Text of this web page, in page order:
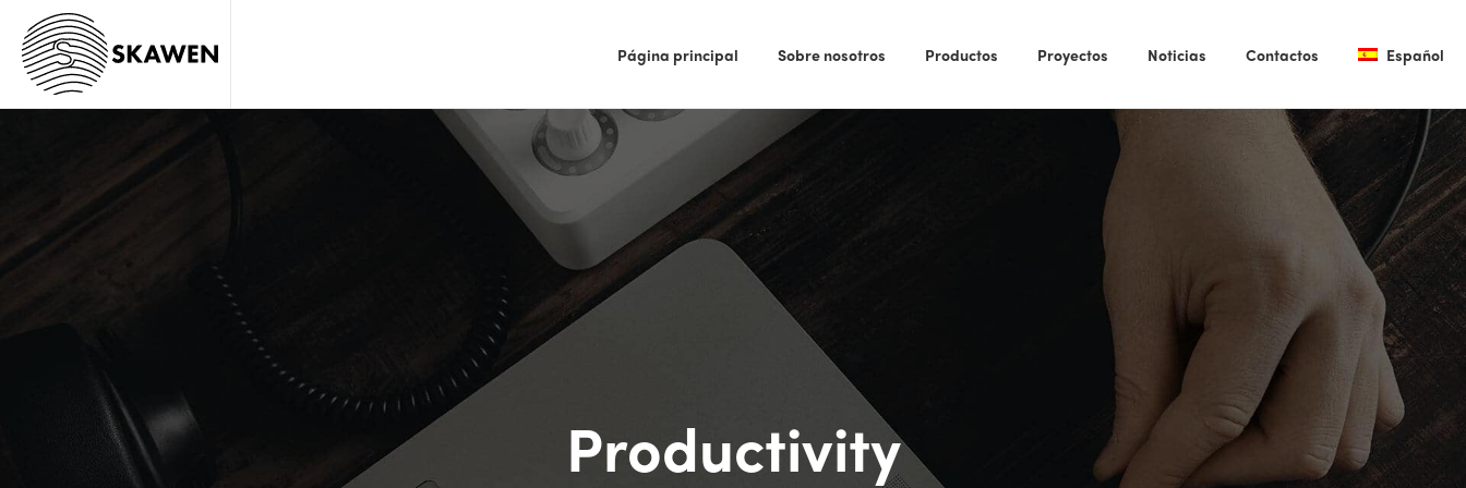
Página principal Sobre nosotros Productos Proyectos Noticias Contactos Español
Productivity